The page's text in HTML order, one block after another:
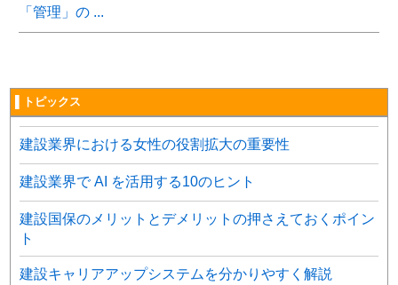
「管理」の ...
▌トピックス
建設業界における女性の役割拡大の重要性
建設業界で AI を活用する10のヒント
建設国保のメリットとデメリットの押さえておくポイン
ト
建設キャリアアップシステムを分かりやすく解説